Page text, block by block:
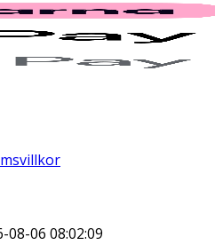
08-06 08:02:09